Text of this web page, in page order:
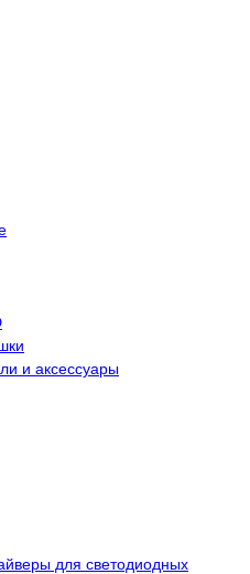
и аксессуары
для светодиодных